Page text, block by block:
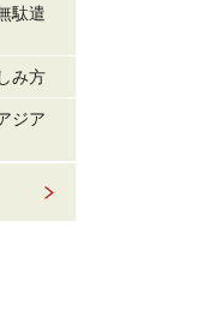
駄遣
み方
ジア